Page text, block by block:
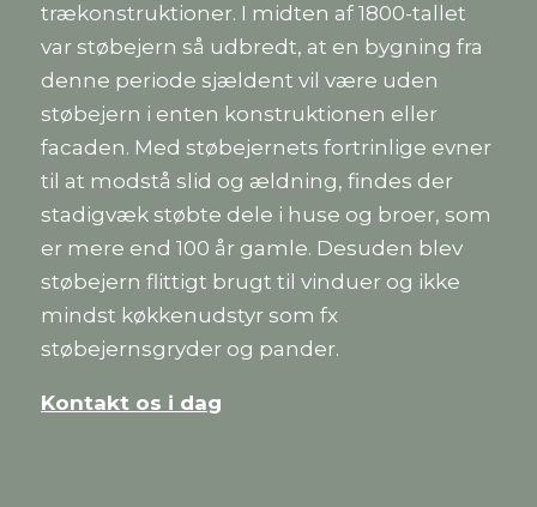
trækonstruktioner. I midten af 1800-tallet
var støbejern så udbredt, at en bygning fra
denne periode sjældent vil være uden
støbejern i enten konstruktionen eller
facaden. Med støbejernets fortrinlige evner
til at modstå slid og ældning, findes der
stadigvæk støbte dele i huse og broer, som
er mere end 100 år gamle. Desuden blev
støbejern flittigt brugt til vinduer og ikke
mindst køkkenudstyr som fx
støbejernsgryder og pander.
Kontakt os i dag